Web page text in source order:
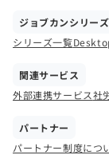
ジョブカンシリーズ
シリーズ一覧
関連サービス
外部連携サービス社
パートナー
パートナー制度につ